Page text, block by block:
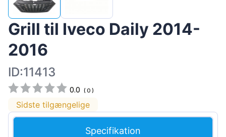
Grill til Iveco Daily 2014-
2016
ID:11413
0.0 (0 )
Sidste tilgængelige
Specifikation